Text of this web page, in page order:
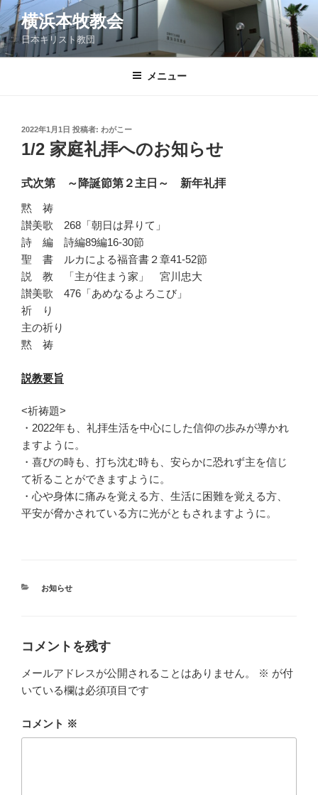
コ
ン
テ
ン
横浜本牧教会
日本キリスト教団
メニュー
投
稿
日:
2022年1月1日 投稿者: わがこー
1/2 家庭礼拝へのお知らせ
式次第 ～降誕節第２主日～ 新年礼拝
黙 祷
讃美歌 268「朝日は昇りて」
詩 編 詩編89編16-30節
聖 書 ルカによる福音書２章41-52節
説 教 「主が住まう家」 宮川忠大
讃美歌 476「あめなるよろこび」
祈 り
主の祈り
黙 祷
説教要旨
<祈祷題>
・2022年も、礼拝生活を中心にした信仰の歩みが導かれ
ますように。
・喜びの時も、打ち沈む時も、安らかに恐れず主を信じ
て祈ることができますように。
・心や身体に痛みを覚える方、生活に困難を覚える方、
平安が脅かされている方に光がともされますように。
カ
お知らせ
コメントを残す
メールアドレスが公開されることはありません。 ※ が付
いている欄は必須項目です
コメント ※